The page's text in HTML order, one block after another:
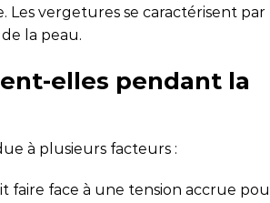
Les vergetures se caractérisent par
la peau.
elles pendant la
à plusieurs facteurs :
faire face à une tension accrue